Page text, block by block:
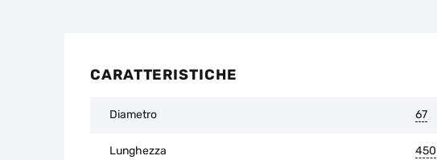
CARATTERISTICHE
Diametro 67
Lunghezza 450